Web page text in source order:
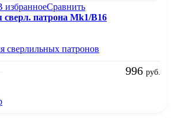
избранноеСравнить
сверл. патрона Mk1/B16
сверлильных патронов
996 руб.